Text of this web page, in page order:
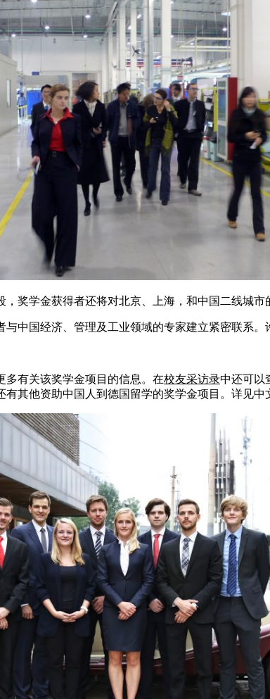
，奖学金获得者还将对北京、上海，和中国二线城市
与中国经济、管理及工业领域的专家建立紧密联系
多有关该奖学金项目的信息。在校友采访录中还可以
其他资助中国人到德国留学的奖学金项目。详见中